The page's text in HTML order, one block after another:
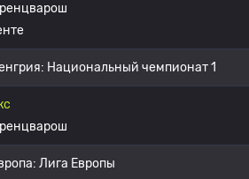
Национальный чемпионат 1
Лига Европы